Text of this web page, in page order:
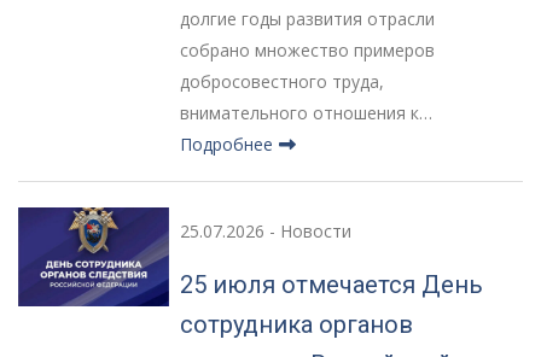
долгие годы развития отрасли
собрано множество примеров
добросовестного труда,
внимательного отношения к…
Подробнее
25.07.2026 - Новости
25 июля отмечается День
сотрудника органов